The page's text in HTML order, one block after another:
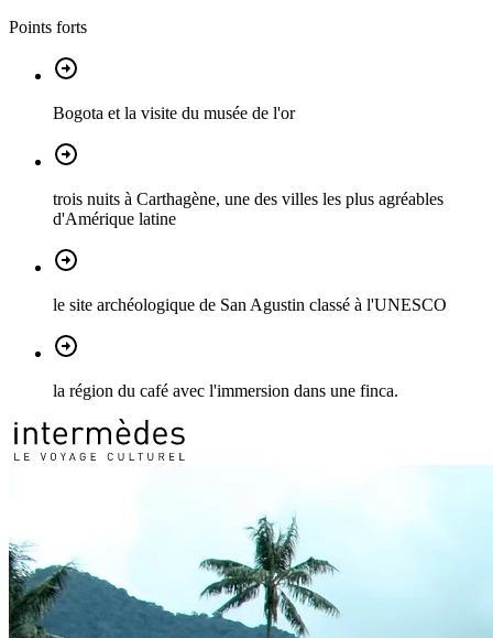
Points forts
Bogota et la visite du musée de l'or
trois nuits à Carthagène, une des villes les plus agréables
d'Amérique latine
le site archéologique de San Agustin classé à l'UNESCO
la région du café avec l'immersion dans une finca.